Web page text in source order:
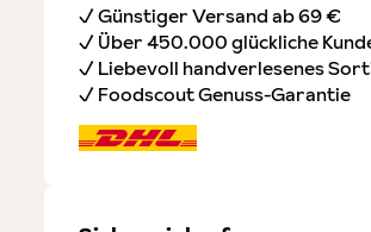
✓ Günstiger Versand ab 69 €
✓ Über 450.000 glückliche
✓ Liebevoll handverlesenes
✓ Foodscout Genuss-Garantie